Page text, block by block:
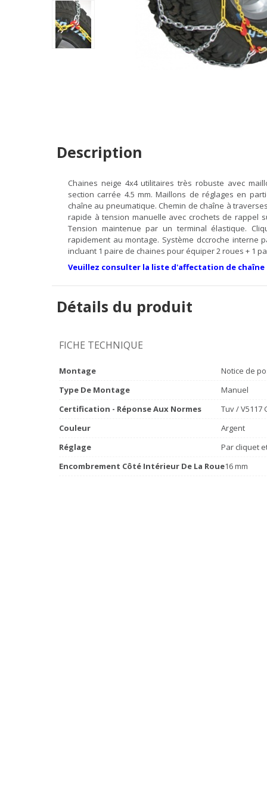
Description
Chaines neige 4x4 utilitaires très robuste avec
section carrée 4.5 mm. Maillons de réglages en
chaîne au pneumatique. Chemin de chaîne à
rapide à tension manuelle avec crochets de rappel
Tension maintenue par un terminal élastique.
rapidement au montage. Système dccroche interne
incluant 1 paire de chaines pour équiper 2 roues + 1
Veuillez consulter la liste d'affectation de
Détails du produit
FICHE TECHNIQUE
Montage
Notice de
Type De Montage
Manuel
Certification - Réponse Aux Normes
Tuv / V5117
Couleur
Argent
Réglage
Par cliquet
Encombrement Côté Intérieur De La Roue16 mm